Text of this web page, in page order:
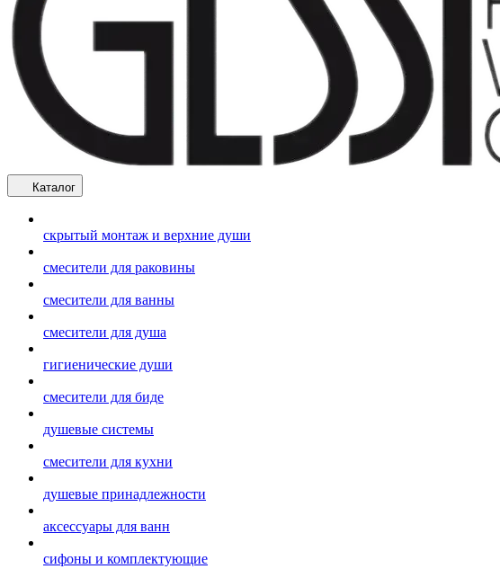
Каталог
скрытый монтаж и верхние души
смесители для раковины
смесители для ванны
смесители для душа
гигиенические души
смесители для биде
душевые системы
смесители для кухни
душевые принадлежности
аксессуары для ванн
сифоны и комплектующие